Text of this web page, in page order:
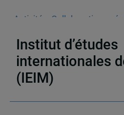
Activités Collaboration
Institut d’études
internationales
(IEIM)